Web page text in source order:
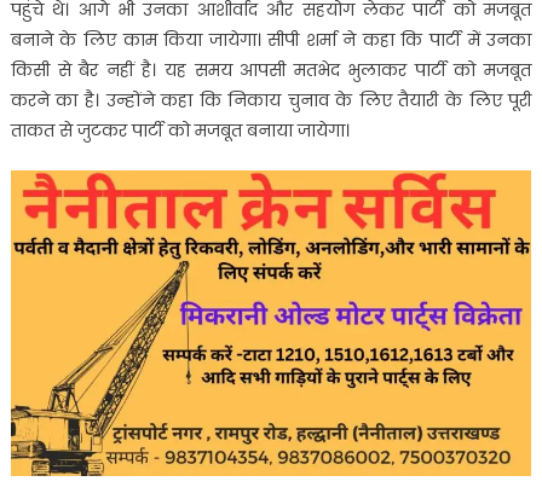
पहुंचे थे। आगे भी उनका आशीर्वाद और सहयोग लेकर पार्टी को मजबूत
बनाने के लिए काम किया जायेगा। सीपी शर्मा ने कहा कि पार्टी में उनका
किसी से बैर नहीं है। यह समय आपसी मतभेद भुलाकर पार्टी को मजबूत
करने का है। उन्होंने कहा कि निकाय चुनाव के लिए तैयारी के लिए पूरी
ताकत से जुटकर पार्टी को मजबूत बनाया जायेगा।